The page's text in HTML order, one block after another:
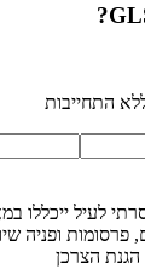
?
התחייבות
לעיל ייכללו
פרסומות ופניה
הגנת הצרכן